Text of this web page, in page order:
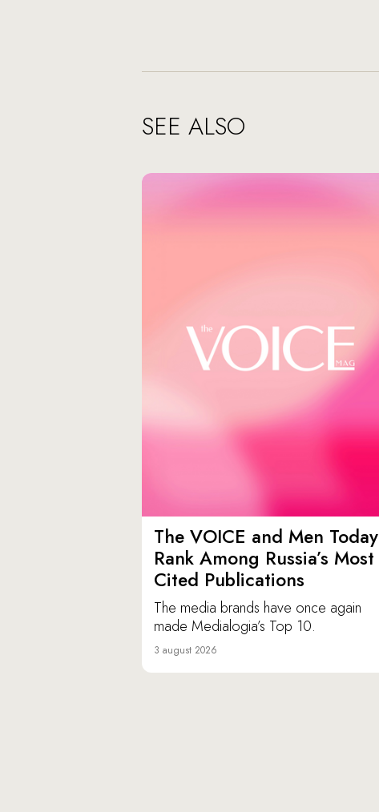
SEE ALSO
The VOICE and Men Today
Rank Among Russia’s Most
Cited Publications
The media brands have once again
made Medialogia’s Top 10.
3 august 2026